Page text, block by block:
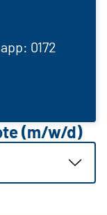
0172
(m/w/d)